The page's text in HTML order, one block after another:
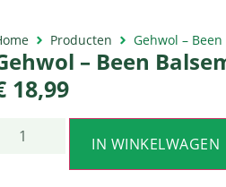
Producten Gehwol –
– Been
18,99
IN WINKELWAGEN